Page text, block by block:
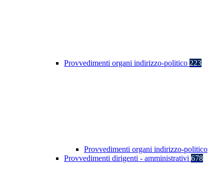
Provvedimenti organi indirizzo-politico 223
Provvedimenti organi indirizzo-politico
Provvedimenti dirigenti - amministrativi 678